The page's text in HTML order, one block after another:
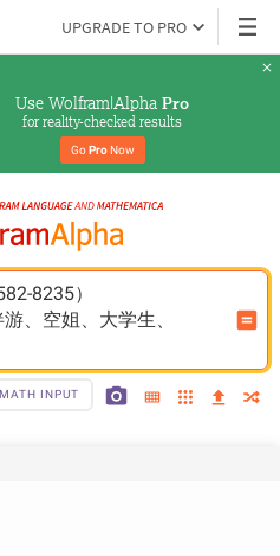
UPGRADE TO PRO
Use Wolfram|Alpha Pro
for reality-checked results
Go Pro Now
8235）
、空姐、大学生、
MATH INPUT